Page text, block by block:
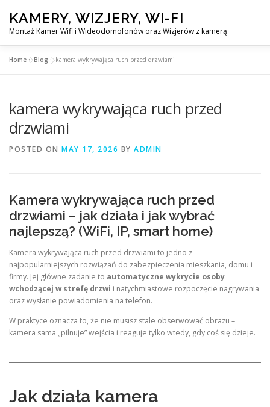
content
KAMERY, WIZJERY, WI-FI
Montaż Kamer Wifi i Wideodomofonów oraz Wizjerów z kamerą
Home »Blog »kamera wykrywająca ruch przed drzwiami
kamera wykrywająca ruch przed
drzwiami
POSTED ON MAY 17, 2026 BY ADMIN
Kamera wykrywająca ruch przed
drzwiami – jak działa i jak wybrać
najlepszą? (WiFi, IP, smart home)
Kamera wykrywająca ruch przed drzwiami to jedno z
najpopularniejszych rozwiązań do zabezpieczenia mieszkania, domu i
firmy. Jej główne zadanie to automatyczne wykrycie osoby
wchodzącej w strefę drzwi i natychmiastowe rozpoczęcie nagrywania
oraz wysłanie powiadomienia na telefon.
W praktyce oznacza to, że nie musisz stale obserwować obrazu –
kamera sama „pilnuje” wejścia i reaguje tylko wtedy, gdy coś się dzieje.
Jak działa kamera